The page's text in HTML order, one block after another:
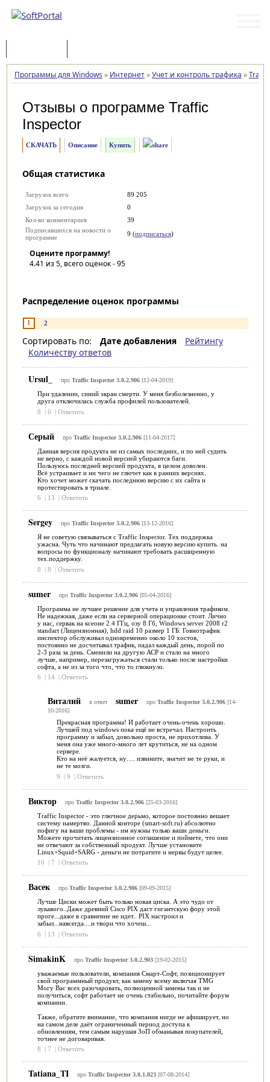
Программы для Windows » Интернет»Учет и контроль трафика »
Отзывы о программе Traffic
Inspector
СКАЧАТЬ Описание Купить
Общая статистика
Загрузок всего
89 205
Загрузок за сегодня
0
Кол-во комментариев
39
Подписавшихся на новости о
программе
9 (подписаться)
Оцените программу!
4.41 из 5, всего оценок -95
Распределение оценок программы
1 2
Сортировать по: Дате добавления
Рейтингу
Количеству ответов
Ursul_ про Traffic Inspector 3.0.2.906[12-04-2019]
При удалении, синий экран смерти. У меня безболезненно, у
друга отключилась служба профилей пользователей.
8
| 6 | Ответить
Серый про Traffic Inspector 3.0.2.906[11-04-2017]
Данная версия продукта не из самых последних, и по ней судить
не верно, с каждой новой версией убираются баги.
Пользуюсь последней версией продукта, в целом доволен.
Всё устраивает и ни чего не глючет как в ранних версиях.
Кто хочет может скачать последнюю версию с их сайта и
протестировать в триале.
6
| 13 | Ответить
Sergey про Traffic Inspector 3.0.2.906[13-12-2016]
Я не советую связываться с Traffic Inspector. Тех поддержка
ужасна. Чуть что начинают предлагать новую версию купить. на
вопросы по функционалу начинают требовать расширенную
тех.поддержку.
8
| 8 | Ответить
sumer про Traffic Inspector 3.0.2.906[05-04-2016]
Программа не лучшее решение для учета и управления трафиком.
Не надежная, даже если на серверной операционке стоит. Лично
у нас, сервак на ксеоне 2.4 ГГц, озу 8 Гб, Windows server 2008 r2
standart (Лицензионная), hdd raid 10 размер 1 ГБ. Говнотрафик
инспектор обслуживал одновременно около 10 хостов,
постоянно не досчитывал трафик, падал каждый день, порой по
2-3 раза за день. Сменили на другую АСР и стало на много
лучше, например, перезагружаться стали только после настройки
софта, а не из за того что, что то глюкнуло.
6
| 14 | Ответить
Виталий в ответ sumer про Traffic Inspector 3.0.2.906[14-
10-2016]
Прекрасная программа! И работает очень-очень хорошо.
Лучшей под windows пока ещё не встречал. Настроить
программу и забыл, довольно проста, не прихотлива. У
меня она уже много-много лет крутиться, не на одном
сервере.
Кто на неё жалуется, ну…. извините, значит не те руки, и
не те мозги.
9
| 9 | Ответить
Виктор про Traffic Inspector 3.0.2.906[25-03-2016]
Traffic Inspector - это глючное дерьмо, которое постоянно вешает
систему намертво. Данной конторе (smart-soft.ru) абсолютно
пофигу на ваши проблемы - им нужны только ваши деньги.
Можете прочитать лицензионное соглашение и поймете, что они
не отвечают за собственный продукт. Лучше установите
Linux+Squid+SARG - деньги не потратите и нервы будут целее.
10
| 7 | Ответить
Васек про Traffic Inspector 3.0.2.906[09-09-2015]
Лучше Циски может быть только новая циска. А это чудо от
лукавого..Даже древний Cisco PIX даст гигантскую фору этой
проге...даже в сравнение не идет.. PIX настроил и
забыл...навсегда....и твори что хочеш...
6
| 13 | Ответить
SimakinK про Traffic Inspector 3.0.2.903[19-02-2015]
уважаемые пользователи, компания Смарт-Софт, позиционирует
свой программный продукт, как замену всему включая TMG
Могу Вас всех разочаровать, полноценной замены так и не
получиться, софт работает не очень стабильно, почитайте форум
компании.
Также, обратите внимание, что компания нигде не афиширует, но
на самом деле даёт ограниченный период доступа к
обновлениям, тем самым нарушая ЗоП обманывая покупателей,
точнее не договаривая.
8
| 7 | Ответить
Tatiana_TI про Traffic Inspector 3.0.1.823[07-08-2014]